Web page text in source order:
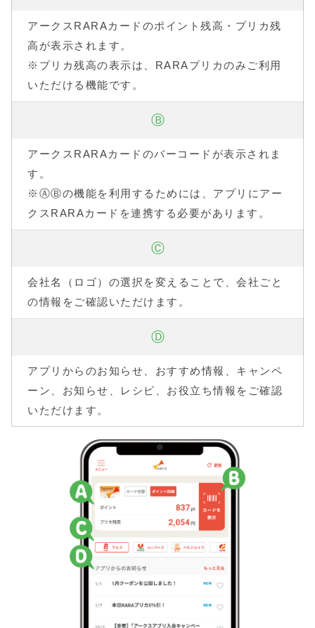
アークスRARAカードのポイント残高・プリカ残
高が表示されます。
※プリカ残高の表示は、RARAプリカのみご利用
いただける機能です。
Ⓑ
アークスRARAカードのバーコードが表示されま
す。
※ⒶⒷの機能を利用するためには、アプリにアー
クスRARAカードを連携する必要があります。
Ⓒ
会社名（ロゴ）の選択を変えることで、会社ごと
の情報をご確認いただけます。
Ⓓ
アプリからのお知らせ、おすすめ情報、キャンペ
ーン、お知らせ、レシピ、お役立ち情報をご確認
いただけます。